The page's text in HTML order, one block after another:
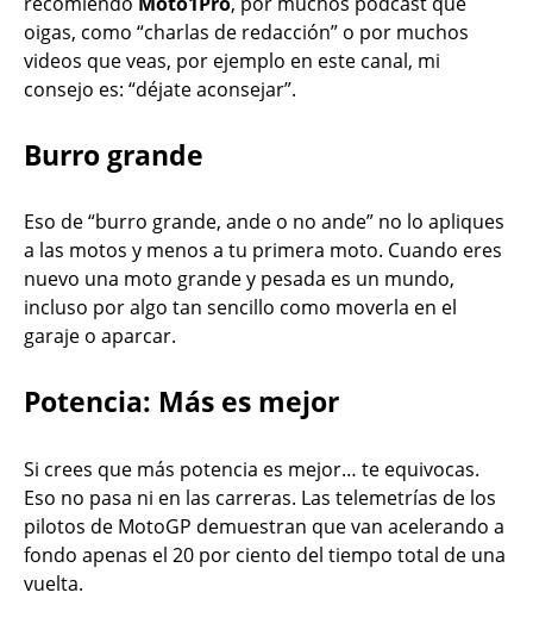
oigas, como “charlas de redacción” o por muchos
videos que veas, por ejemplo en este canal, mi
consejo es: “déjate aconsejar”.
Burro grande
Eso de “burro grande, ande o no ande” no lo apliques
a las motos y menos a tu primera moto. Cuando eres
nuevo una moto grande y pesada es un mundo,
incluso por algo tan sencillo como moverla en el
garaje o aparcar.
Potencia: Más es mejor
Si crees que más potencia es mejor… te equivocas.
Eso no pasa ni en las carreras. Las telemetrías de los
pilotos de MotoGP demuestran que van acelerando a
fondo apenas el 20 por ciento del tiempo total de una
vuelta.